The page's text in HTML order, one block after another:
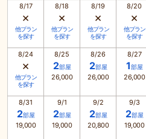
8/17
×
他プラン
を探す
8/18
×
他プラン
を探す
8/19
×
他プラン
を探す
8/20
×
他プラン
を探す
8/24
×
他プラン
を探す
8/25
2部屋
26,000
8/26
2部屋
26,000
8/27
1部屋
26,000
8/31
2部屋
19,000
9/1
2部屋
19,000
9/2
2部屋
20,800
9/3
2部屋
19,000